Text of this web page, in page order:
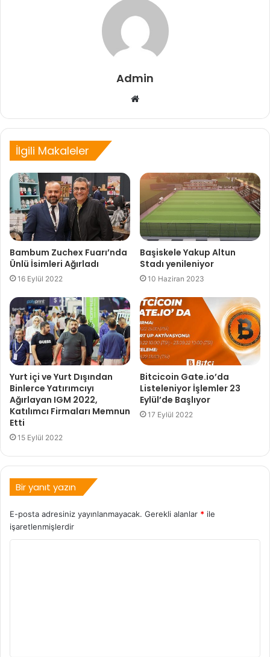
Admin
Web
İlgili Makaleler
Bambum Zuchex Fuarı’nda
Ünlü İsimleri Ağırladı
16 Eylül 2022
Başiskele Yakup Altun
Stadı yenileniyor
10 Haziran 2023
Yurt içi ve Yurt Dışından
Binlerce Yatırımcıyı
Ağırlayan IGM 2022,
Katılımcı Firmaları Memnun
Etti
15 Eylül 2022
Bitcicoin Gate.io’da
Listeleniyor İşlemler 23
Eylül’de Başlıyor
17 Eylül 2022
Bir yanıt yazın
E-posta adresiniz yayınlanmayacak. Gerekli alanlar * ile
işaretlenmişlerdir